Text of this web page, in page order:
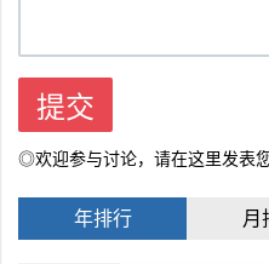
◎欢迎参与讨论，请在这里发表
年排行 月